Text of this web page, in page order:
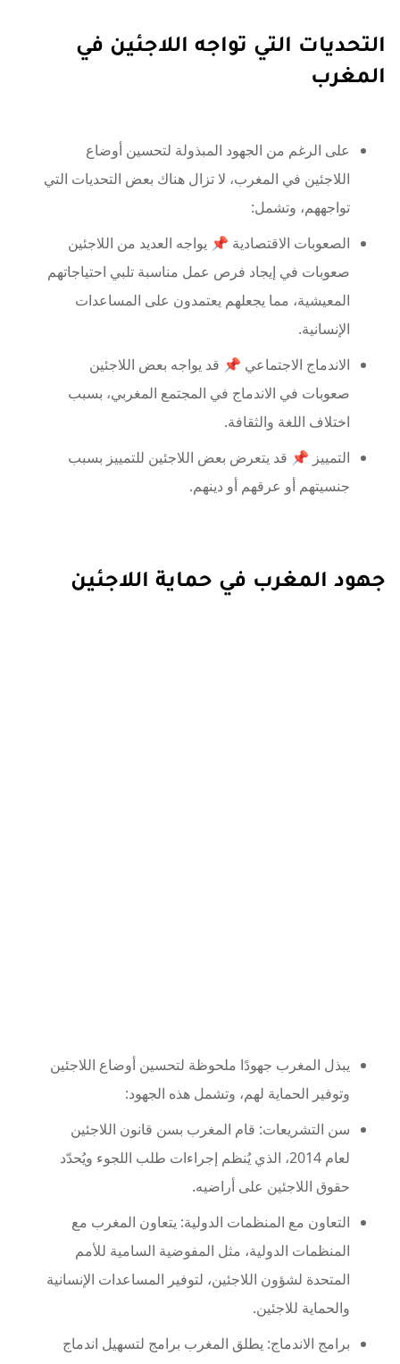
التحديات التي تواجه اللاجئين في
المغرب
على الرغم من الجهود المبذولة لتحسين أوضاع
اللاجئين في المغرب، لا تزال هناك بعض التحديات التي
تواجههم، وتشمل:
الصعوبات الاقتصادية 📌 يواجه العديد من اللاجئين
صعوبات في إيجاد فرص عمل مناسبة تلبي احتياجاتهم
المعيشية، مما يجعلهم يعتمدون على المساعدات
الإنسانية.
الاندماج الاجتماعي 📌 قد يواجه بعض اللاجئين
صعوبات في الاندماج في المجتمع المغربي، بسبب
اختلاف اللغة والثقافة.
التمييز 📌 قد يتعرض بعض اللاجئين للتمييز بسبب
جنسيتهم أو عرقهم أو دينهم.
جهود المغرب في حماية اللاجئين
يبذل المغرب جهودًا ملحوظة لتحسين أوضاع اللاجئين
وتوفير الحماية لهم، وتشمل هذه الجهود:
سن التشريعات: قام المغرب بسن قانون اللاجئين
لعام 2014، الذي يُنظم إجراءات طلب اللجوء ويُحدّد
حقوق اللاجئين على أراضيه.
التعاون مع المنظمات الدولية: يتعاون المغرب مع
المنظمات الدولية، مثل المفوضية السامية للأمم
المتحدة لشؤون اللاجئين، لتوفير المساعدات الإنسانية
والحماية للاجئين.
برامج الاندماج: يطلق المغرب برامج لتسهيل اندماج